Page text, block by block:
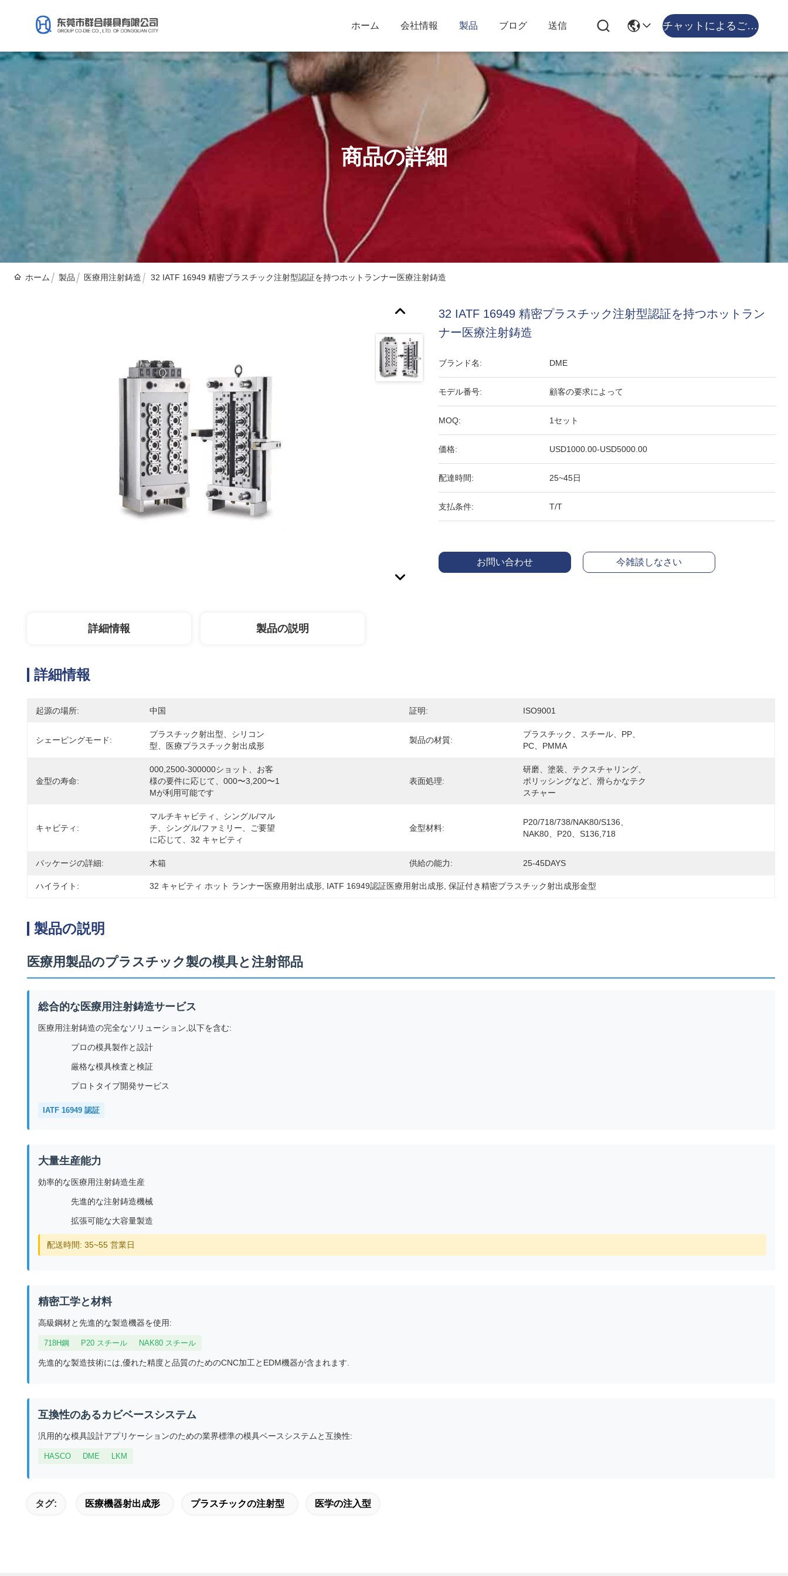
ホーム 会社情報 製品 ブログ 送信 チャットによるご相談
商品の詳細
ホーム 製品 医療用注射鋳造 32 IATF 16949 精密プラスチック注射型認証を持つホットランナー医療注射鋳造
32 IATF 16949 精密プラスチック注射型認証を持つホットラン
ナー医療注射鋳造
ブランド名: DME
モデル番号: 顧客の要求によって
MOQ: 1セット
価格: USD1000.00-USD5000.00
配達時間: 25~45日
支払条件: T/T
お問い合わせ 今雑談しなさい
詳細情報 製品の説明
詳細情報
起源の場所: 中国 証明: ISO9001
シェーピングモード:
プラスチック射出型、シリコン
型、医療プラスチック射出成形
製品の材質:
プラスチック、スチール、PP、
PC、PMMA
金型の寿命:
000,2500-300000ショット、お客
様の要件に応じて、000〜3,200〜1
Mが利用可能です
表面処理:
研磨、塗装、テクスチャリング、
ポリッシングなど、滑らかなテク
スチャー
キャビティ:
マルチキャビティ、シングル/マル
チ、シングル/ファミリー、ご要望
に応じて、32 キャビティ
金型材料:
P20/718/738/NAK80/S136、
NAK80、P20、S136,718
パッケージの詳細: 木箱 供給の能力: 25-45DAYS
ハイライト: 32 キャビティ ホット ランナー医療用射出成形 IATF 16949認証医療用射出成形 保証付き精密プラスチック射出成形金型
製品の説明
医療用製品のプラスチック製の模具と注射部品
総合的な医療用注射鋳造サービス
医療用注射鋳造の完全なソリューション,以下を含む:
プロの模具製作と設計
厳格な模具検査と検証
プロトタイプ開発サービス
IATF 16949 認証
大量生産能力
効率的な医療用注射鋳造生産
先進的な注射鋳造機械
拡張可能な大容量製造
配送時間: 35~55 営業日
精密工学と材料
高級鋼材と先進的な製造機器を使用:
718H鋼 P20 スチール NAK80 スチール
先進的な製造技術には,優れた精度と品質のためのCNC加工とEDM機器が含まれます.
互換性のあるカビベースシステム
汎用的な模具設計アプリケーションのための業界標準の模具ベースシステムと互換性:
HASCO DME LKM
タグ: 医療機器射出成形 プラスチックの注射型 医学の注入型